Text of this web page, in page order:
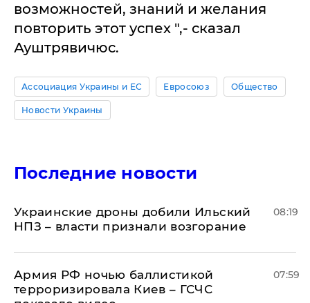
возможностей, знаний и желания
повторить этот успех ",- сказал
Ауштрявичюс.
Ассоциация Украины и ЕС Евросоюз Общество
Новости Украины
Последние новости
Украинские дроны добили Ильский
НПЗ – власти признали возгорание
08:19
Армия РФ ночью баллистикой
терроризировала Киев – ГСЧС
07:59